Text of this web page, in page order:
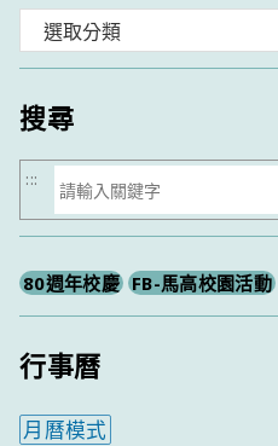
類
搜尋
搜
尋
:::
80週年校慶 FB-馬高校園活動
行事曆
月曆模式